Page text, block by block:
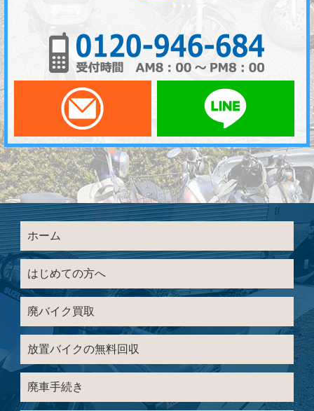
メールでお問い合わせ
ホーム
はじめての方へ
廃バイク買取
放置バイクの無料回収
廃車手続き